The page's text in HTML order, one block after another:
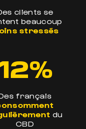
clients se
beaucoup
stressés
français
du
CBD